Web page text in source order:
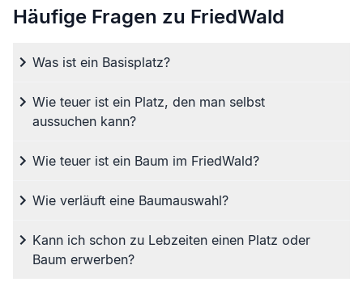
Häufige Fragen zu FriedWald
Was ist ein Basisplatz?
Wie teuer ist ein Platz, den man selbst
aussuchen kann?
Wie teuer ist ein Baum im FriedWald?
Wie verläuft eine Baumauswahl?
Kann ich schon zu Lebzeiten einen Platz oder
Baum erwerben?